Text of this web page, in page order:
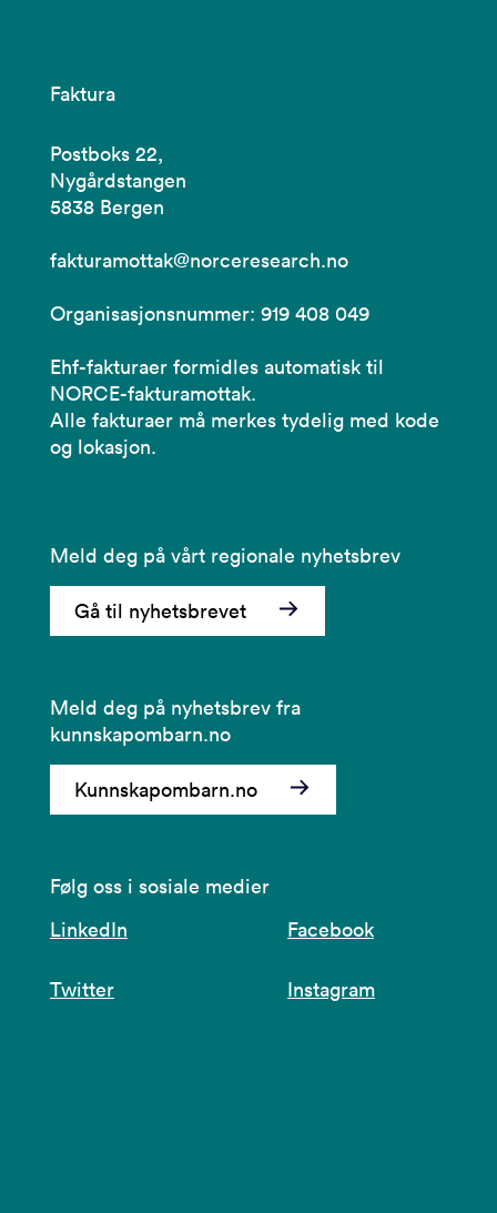
Faktura
Postboks 22,
Nygårdstangen
5838 Bergen
fakturamottak@norceresearch.no
Organisasjonsnummer: 919 408 049
Ehf-fakturaer formidles automatisk til
NORCE-fakturamottak.
Alle fakturaer må merkes tydelig med kode
og lokasjon.
Meld deg på vårt regionale nyhetsbrev
Gå til nyhetsbrevet
Meld deg på nyhetsbrev fra
kunnskapombarn.no
Kunnskapombarn.no
Følg oss i sosiale medier
LinkedIn
Facebook
Twitter Instagram